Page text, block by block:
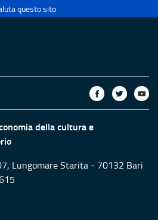
questo sito
della cultura e
Lungomare Starita - 70132 Bari